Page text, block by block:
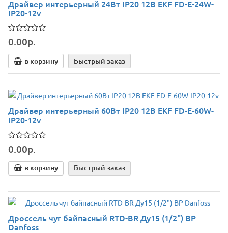
Драйвер интерьерный 24Вт IP20 12В EKF FD-E-24W-
IP20-12v
0.00р.
в корзину Быстрый заказ
Драйвер интерьерный 60Вт IP20 12В EKF FD-E-60W-
IP20-12v
0.00р.
в корзину Быстрый заказ
Дроссель чуг байпасный RTD-BR Ду15 (1/2") ВР
Danfoss